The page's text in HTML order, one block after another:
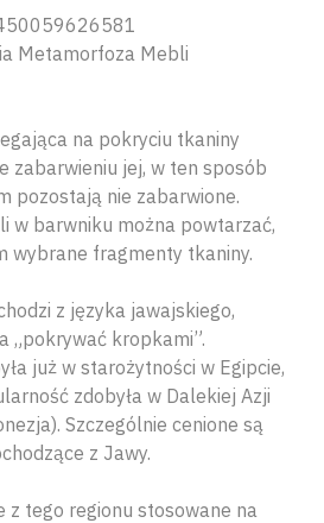
Metamorfoza Mebli
na pokryciu tkaniny
zabarwieniu jej, w ten sposób
pozostają nie zabarwione.
w barwniku można powtarzać,
wybrane fragmenty tkaniny.
z języka jawajskiego,
„pokrywać kropkami”.
już w starożytności w Egipcie,
zdobyła w Dalekiej Azji
Szczególnie cenione są
z Jawy.
z tego regionu stosowane na